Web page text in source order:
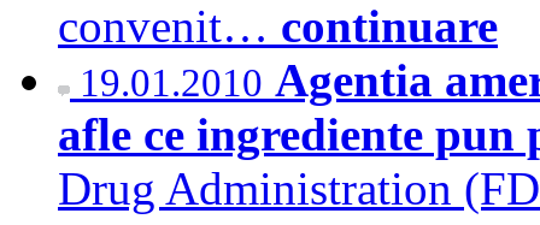
convenit… continuare
19.01.2010 Agentia
afle ce ingrediente
Drug Administration